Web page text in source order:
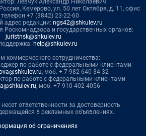
Левчук Александр Николаевич
Кемерово, ул. 50 лет Октября, д. 11, офис
телефон +7 (3842) 23-22-60
адрес редакции: ngs42@shkulev.ru
Роскомнадзора и государственных органов:
juristnsk@shkulev.ru
help@shkulev.ru
коммерческого сотрудничества:
по работе с федеральными клиентами
, моб. + 7 982 640 34 32
по работе с федеральными клиентами
, моб. +7 910 402 4056
ответственности за достоверность
в рекламных объявлениях.
об ограничениях